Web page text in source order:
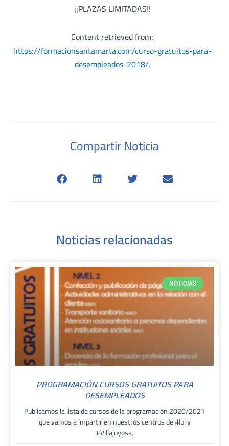
¡¡PLAZAS LIMITADAS!!
Content retrieved from:
https://formacionsantamarta.com/curso-gratuitos-para-
desempleados-2018/.
Compartir Noticia
Noticias relacionadas
NOTICIAS
PROGRAMACIÓN CURSOS GRATUITOS PARA
DESEMPLEADOS
Publicamos la lista de cursos de la programación 2020/2021
que vamos a impartir en nuestros centros de #Ibi y
#Villajoyosa.